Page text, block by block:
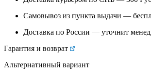
Самовывоз из пункта выдачи —
Доставка по России — уточнит
Гарантия и возврат
Альтернативный вариант